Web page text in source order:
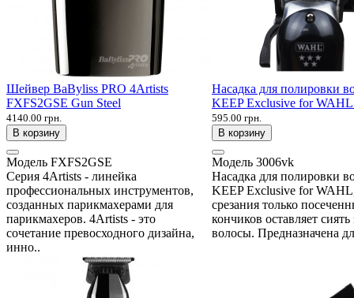
Шейвер BaByliss PRO 4Artists
FXFS2GSE Gun Steel
4140.00 грн.
В корзину
Модель FXFS2GSE
Серия 4Artists - линейка
профессиональных инструментов,
созданных парикмахерами для
парикмахеров. 4Artists - это
сочетание превосходного дизайна,
инно..
Насадка для полировки
KEEP Exclusive for
595.00 грн.
В корзину
Модель 3006vk
Насадка для полировки
KEEP Exclusive for
срезания только
кончиков оставляет
волосы. Предназначена